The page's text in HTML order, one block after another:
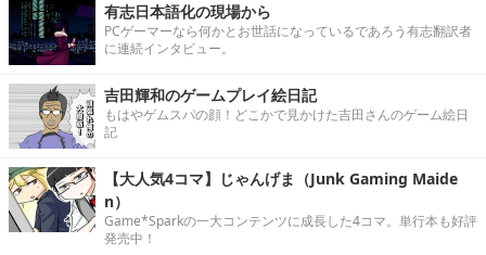
有志日本語化の現場から
PCゲーマーなら何かとお世話になっているであろう有志翻訳者
に連続インタビュー。
吉田輝和のゲームプレイ絵日記
もはやゲムスパの顔！どこかで見かけた吉田さんのゲーム絵日
記
【大人気4コマ】じゃんげま（Junk Gaming Maide
n）
Game*Sparkの一大コンテンツに成長した4コマ。単行本も好評
発売中！